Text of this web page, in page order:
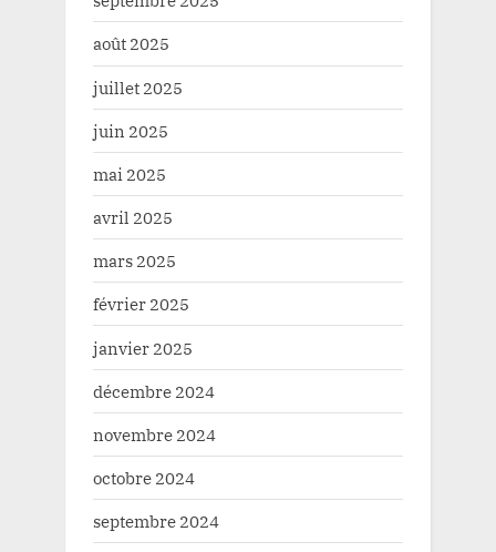
août 2025
juillet 2025
juin 2025
mai 2025
avril 2025
mars 2025
février 2025
janvier 2025
décembre 2024
novembre 2024
octobre 2024
septembre 2024